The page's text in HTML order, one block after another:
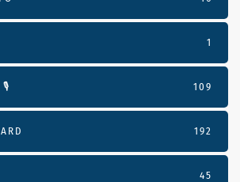
1
🎙 109
192
45